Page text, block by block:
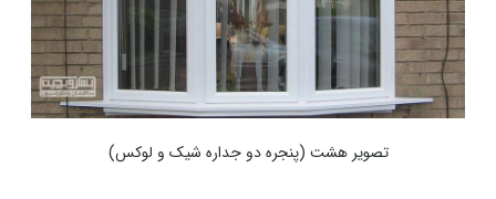
تصویر هشت (پنجره دو جداره شیک و لوکس)